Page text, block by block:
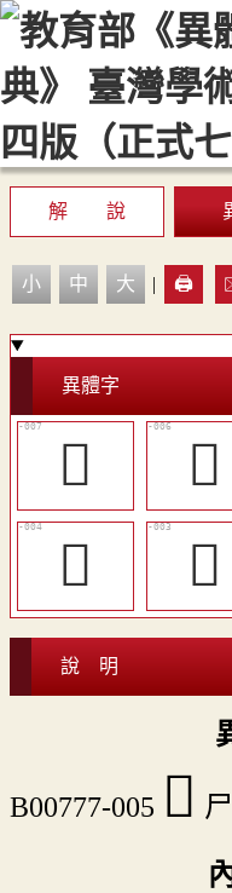
::: 最新消息 常見問題
顯示模
解 說
小 中 大 | 🖨️
異體字
󷙕 󷙔
󲹭
𩌡
說 明
B00777-005 󷙓